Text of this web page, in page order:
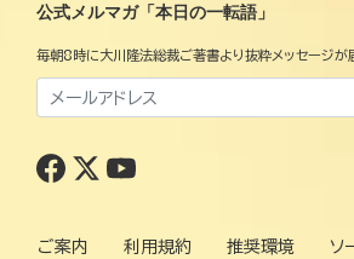
公式メルマガ「本日の一転語」
毎朝8時に大川隆法総裁ご著書より抜粋メッセージが
ご案内 利用規約 推奨環境 ソ